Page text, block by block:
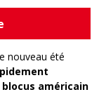
nouveau été
blocus américain